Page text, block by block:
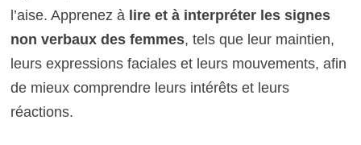
l’aise. Apprenez à lire et à interpréter les signes
non verbaux des femmes, tels que leur maintien,
leurs expressions faciales et leurs mouvements, afin
de mieux comprendre leurs intérêts et leurs
réactions.